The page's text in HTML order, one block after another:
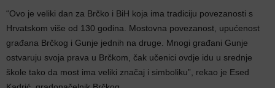
“Ovo je veliki dan za Brčko i BiH koja ima tradiciju povezanosti s
Hrvatskom više od 130 godina. Mostovna povezanost, upućenost
građana Brčkog i Gunje jednih na druge. Mnogi građani Gunje
ostvaruju svoja prava u Brčkom, čak učenici ovdje idu u srednje
škole tako da most ima veliki značaj i simboliku”, rekao je Esed